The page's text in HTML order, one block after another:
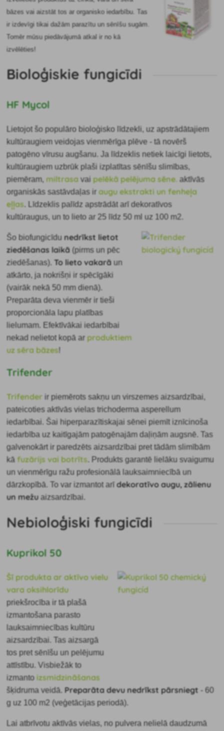
bāzes vai aizstāt tos ar organisko iedarbību. Tas
ir izdevīgi tikai dažām parazītu un sēnīšu sugām.
Tomēr mūsu piedāvājumā atkal ir no kā
izvēlēties!
Bioloģiskie fungicīdi
HF Mycol
Lietojot šo populāro bioloģisko līdzekli, uz apstrādātajiem
kultūraugiem veidojas vienmērīga plēve - tā novērš
patogēno vīrusu augšanu. Ja līdzeklis netiek laicīgi lietots,
kultūraugiem uzbrūk plaši izplatītas sēnīšu slimības,
piemēram,miltrasa vaipelēkā pelējuma sēne. aktīvās
organiskās sastāvdaļas iraugu ekstrakti un fenheļa
eļļas. Līdzeklis palīdz apstrādāt arī dekoratīvos
kultūraugus, un to lieto ar 25 līdz 50 ml uz 100 m2.
Šo biofungicīdunedrīkst lietot
ziedēšanas laikā (pirms un pēc
ziedēšanas).To lietovakarā un
atkārto, ja nokrišņi ir spēcīgāki
(vairāk nekā 50 mm dienā).
Preparāta deva vienmēr ir tieši
proporcionāla lapu platības
lielumam. Efektīvākai iedarbībai
nekad nelietot kopā arproduktiem
uz sēra bāzes
Trifender
Trifender ir piemērots sakņu un virszemes aizsardzībai,
pateicoties aktīvās vielas trichoderma asperellum
iedarbībai. Šai hiperparazītiskajai sēnei piemīt iznīcinoša
iedarbība uz kaitīgajām patogēnajām daļiņām augsnē. Tas
galvenokārt ir paredzēts aizsardzībai pret tādām slimībām
kāfuzārijs vai botrīts. Produkts garantē lielāku svaigumu
un vienmērīgu ražu profesionālā lauksaimniecībā un
dārzkopībā. To var izmantot arīdekoratīvo augu, zālienu
un mežu aizsardzībai.
Nebioloģiski fungicīdi
Kuprikol 50
Šī produkta ar aktīvo vielu
vara oksihlorīdu
priekšrocība ir tā plašā
izmantošana parasto
lauksaimniecības kultūru
aizsardzībai. Tas aizsargā
tos pret sēnīšu un pelējumu
attīstību. Visbiežāk to
izmantoizsmidzināšanas
šķidruma veidā.Preparāta devu nedrīkst pārsniegt - 60
g uz 100 m2 (veģetācijas periodā).
Lai atbrīvotu aktīvās vielas, no pulveranelielā daudzumā